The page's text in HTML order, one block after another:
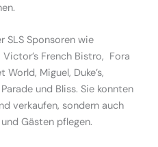
SLS Sponsoren wie
French Bistro, Fora
Miguel, Duke’s,
und Bliss. Sie konnten
verkaufen, sondern auch
Gästen pflegen.